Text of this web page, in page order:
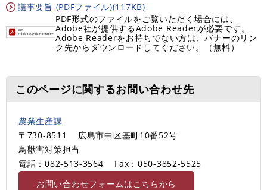
議事要旨 (PDFファイル)(117KB)
PDF形式のファイルをご覧いただく場合には、
Adobe社が提供するAdobe Readerが必要です。
Adobe Readerをお持ちでない方は、バナーのリン
ク先からダウンロードしてください。（無料）
このページに関するお問い合わせ先
農業生産課
〒730-8511
広島市中区基町10番52号
鳥獣害対策担当
電話：082-513-3564
Fax：050-3852-5525
お問い合わせフォームはこちらから